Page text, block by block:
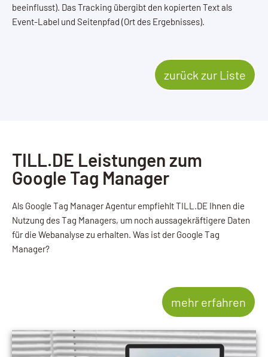
beeinflusst). Das Tracking übergibt den kopierten Text als
Event-Label und Seitenpfad (Ort des Ergebnisses).
zurück zur Liste
TILL.DE Leistungen zum
Google Tag Manager
Als Google Tag Manager Agentur empfiehlt TILL.DE Ihnen die
Nutzung des Tag Managers, um noch aussagekräftigere Daten
für die Webanalyse zu erhalten. Was ist der Google Tag
Manager?
mehr erfahren